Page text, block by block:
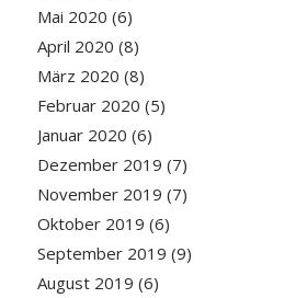
Mai 2020 (6)
April 2020 (8)
März 2020 (8)
Februar 2020 (5)
Januar 2020 (6)
Dezember 2019 (7)
November 2019 (7)
Oktober 2019 (6)
September 2019 (9)
August 2019 (6)